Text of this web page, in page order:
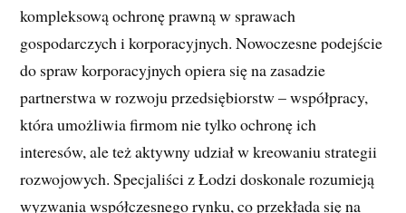
kompleksową ochronę prawną w sprawach
gospodarczych i korporacyjnych. Nowoczesne podejście
do spraw korporacyjnych opiera się na zasadzie
partnerstwa w rozwoju przedsiębiorstw – współpracy,
która umożliwia firmom nie tylko ochronę ich
interesów, ale też aktywny udział w kreowaniu strategii
rozwojowych. Specjaliści z Łodzi doskonale rozumieją
wyzwania współczesnego rynku, co przekłada się na